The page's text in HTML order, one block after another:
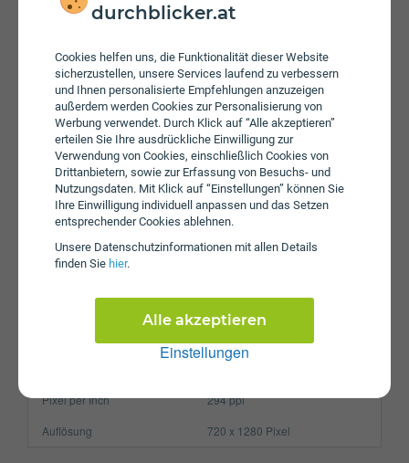
durchblicker.at
Cookies helfen uns, die Funktionalität dieser Website
sicherzustellen, unsere Services laufend zu verbessern
und Ihnen personalisierte Empfehlungen anzuzeigen
außerdem werden Cookies zur Personalisierung von
Werbung verwendet. Durch Klick auf “Alle akzeptieren”
erteilen Sie Ihre ausdrückliche Einwilligung zur
Verwendung von Cookies, einschließlich Cookies von
Drittanbietern, sowie zur Erfassung von Besuchs- und
Nutzungsdaten. Mit Klick auf “Einstellungen” können Sie
Ihre Einwilligung individuell anpassen und das Setzen
entsprechender Cookies ablehnen.
Unsere Daten­schutz­informationen mit allen Details
finden Sie hier.
Einstellungen
Alle akzeptieren
WLAN
b/g/n
Gerät
Akku
2600 mAh
Speicherkarte
max. 128 GB
Betriebssystem
Android 5.1 Lollipop
Prozessor
Quad-Core
Arbeitsspeicher
1,5 GB
SIM-Karte
Größe (H x B x T)
142.3 x 71 x 7.9 mm
Pixel per Inch
294 ppi
Auflösung
720 x 1280 Pixel